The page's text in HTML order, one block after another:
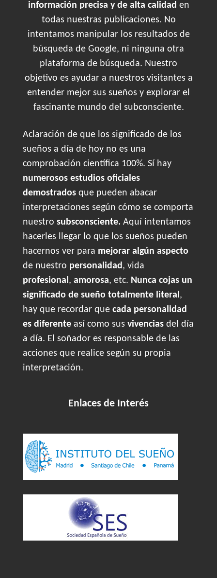
información precisa y de alta calidad en
todas nuestras publicaciones. No
intentamos manipular los resultados de
búsqueda de Google, ni ninguna otra
plataforma de búsqueda. Nuestro
objetivo es ayudar a nuestros visitantes a
entender mejor sus sueños y explorar el
fascinante mundo del subconsciente.
Aclaración de que los significado de los
sueños a día de hoy no es una
comprobación científica 100%. Sí hay
numerosos estudios oficiales
demostrados que pueden abacar
interpretaciones según cómo se comporta
nuestro subsconsciente. Aquí intentamos
hacerles llegar lo que los sueños pueden
hacernos ver para mejorar algún aspecto
de nuestro personalidad, vida
profesional, amorosa, etc. Nunca cojas un
significado de sueño totalmente literal,
hay que recordar que cada personalidad
es diferente así como sus vivencias del día
a día. El soñador es responsable de las
acciones que realice según su propia
interpretación.
Enlaces de Interés